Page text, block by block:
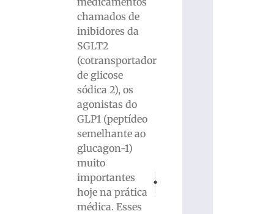
chamados de
inibidores da
SGLT2
(cotransportador
de glicose
sódica 2), os
agonistas do
GLP1 (peptídeo
semelhante ao
glucagon-1)
muito
importantes
hoje na prática
médica. Esses